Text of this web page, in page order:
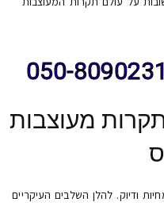
מעוצבות
ודיוק. להלן השלבים העיקריים